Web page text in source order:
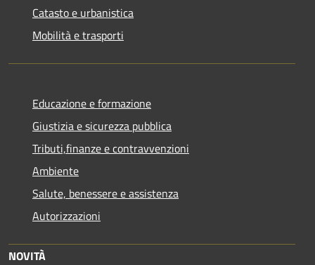
Catasto e urbanistica
Mobilità e trasporti
Educazione e formazione
Giustizia e sicurezza pubblica
Tributi,finanze e contravvenzioni
Ambiente
Salute, benessere e assistenza
Autorizzazioni
NOVITÀ